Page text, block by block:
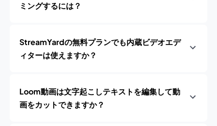
ミングするには？
StreamYardの無料プランでも内蔵ビデオエデ
ィターは使えますか？
Loom動画は文字起こしテキストを編集して動
画をカットできますか？